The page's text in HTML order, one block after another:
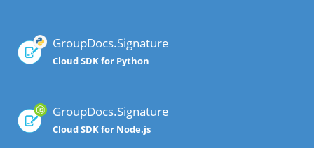
GroupDocs.Signature
Cloud SDK for Python
GroupDocs.Signature
Cloud SDK for Node.js